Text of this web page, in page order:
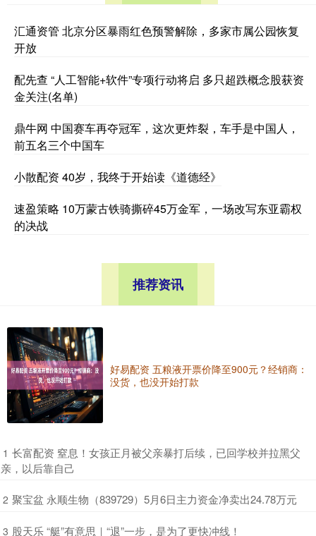
汇通资管 北京分区暴雨红色预警解除，多家市属公园恢复
开放
配先查 “人工智能+软件”专项行动将启 多只超跌概念股获资
金关注(名单)
鼎牛网 中国赛车再夺冠军，这次更炸裂，车手是中国人，
前五名三个中国车
小散配资 40岁，我终于开始读《道德经》
速盈策略 10万蒙古铁骑撕碎45万金军，一场改写东亚霸权
的决战
推荐资讯
好易配资 五粮液开票价降至900元？经销商：
没货，也没开始打款
1 ​长富配资 窒息！女孩正月被父亲暴打后续，已回学校并拉黑父
亲，以后靠自己
2 ​聚宝盆 永顺生物（839729）5月6日主力资金净卖出24.78万元
3 ​股天乐 “艇”有意思｜“退”一步，是为了更快冲线！